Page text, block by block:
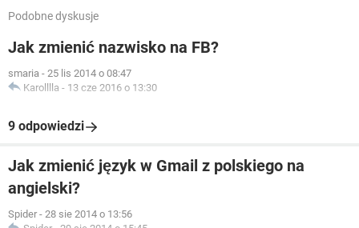
Podobne dyskusje
Jak zmienić nazwisko na FB?
smaria - 25 lis 2014 o 08:47
Karolllla - 13 cze 2016 o 13:30
9 odpowiedzi
Jak zmienić język w Gmail z polskiego na
angielski?
Spider - 28 sie 2014 o 13:56